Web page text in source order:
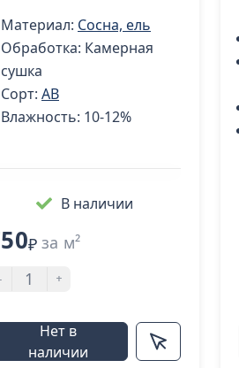
Материал: Сосна, ель
Обработка: Камерная
сушка
Сорт: AB
Влажность: 10-12%
В наличии
₽ за м²
+
Нет в
наличии